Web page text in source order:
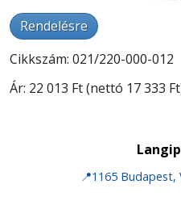
Rendelésre
Cikkszám: 021/220-000-012
Ár: 22 013 Ft(nettó 17 333
📍1165 Budapest,